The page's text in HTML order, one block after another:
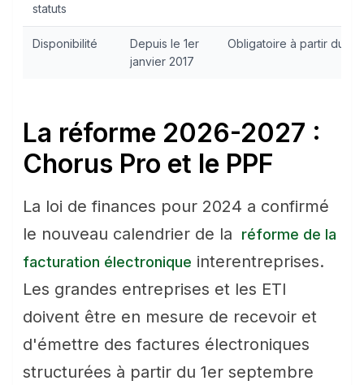
statuts
Disponibilité
Depuis le 1er
janvier 2017
Obligatoire à partir du
La réforme 2026-2027 :
Chorus Pro et le PPF
La loi de finances pour 2024 a confirmé
le nouveau calendrier de la
réforme de la
facturation électronique interentreprises.
Les grandes entreprises et les ETI
doivent être en mesure de recevoir et
d'émettre des factures électroniques
structurées à partir du 1er septembre